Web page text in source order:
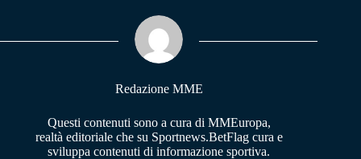
pp m
Redazione MME
Questi contenuti sono a cura di MMEuropa,
realtà editoriale che su Sportnews.BetFlag cura e
sviluppa contenuti di informazione sportiva.